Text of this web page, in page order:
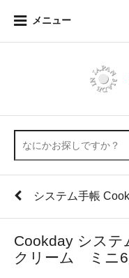
メニュー
システム手帳
Cookday システ
クリーム ミニ6